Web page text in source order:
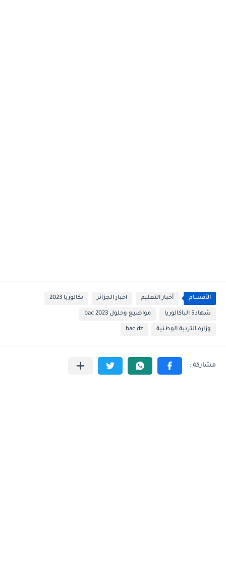
الأقسام أخبار التعليم اخبار الجزائر بكالوريا 2023
شهادة الباكالوريا مواضيع وحلول 2023 bac
وزارة التربية الوطنية bac dz